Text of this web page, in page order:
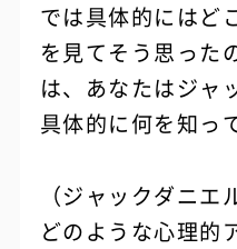
では具体的にはど
を見てそう思った
は、あなたはジャ
具体的に何を知っ
（ジャックダニ
どのような心理的